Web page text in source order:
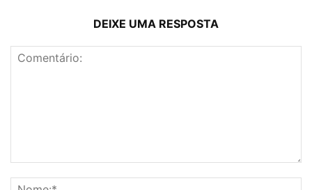
DEIXE UMA RESPOSTA